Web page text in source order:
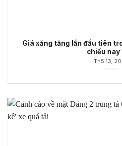
Giá xăng tăng lần đầu tiên
chiều nay
Th5 13,